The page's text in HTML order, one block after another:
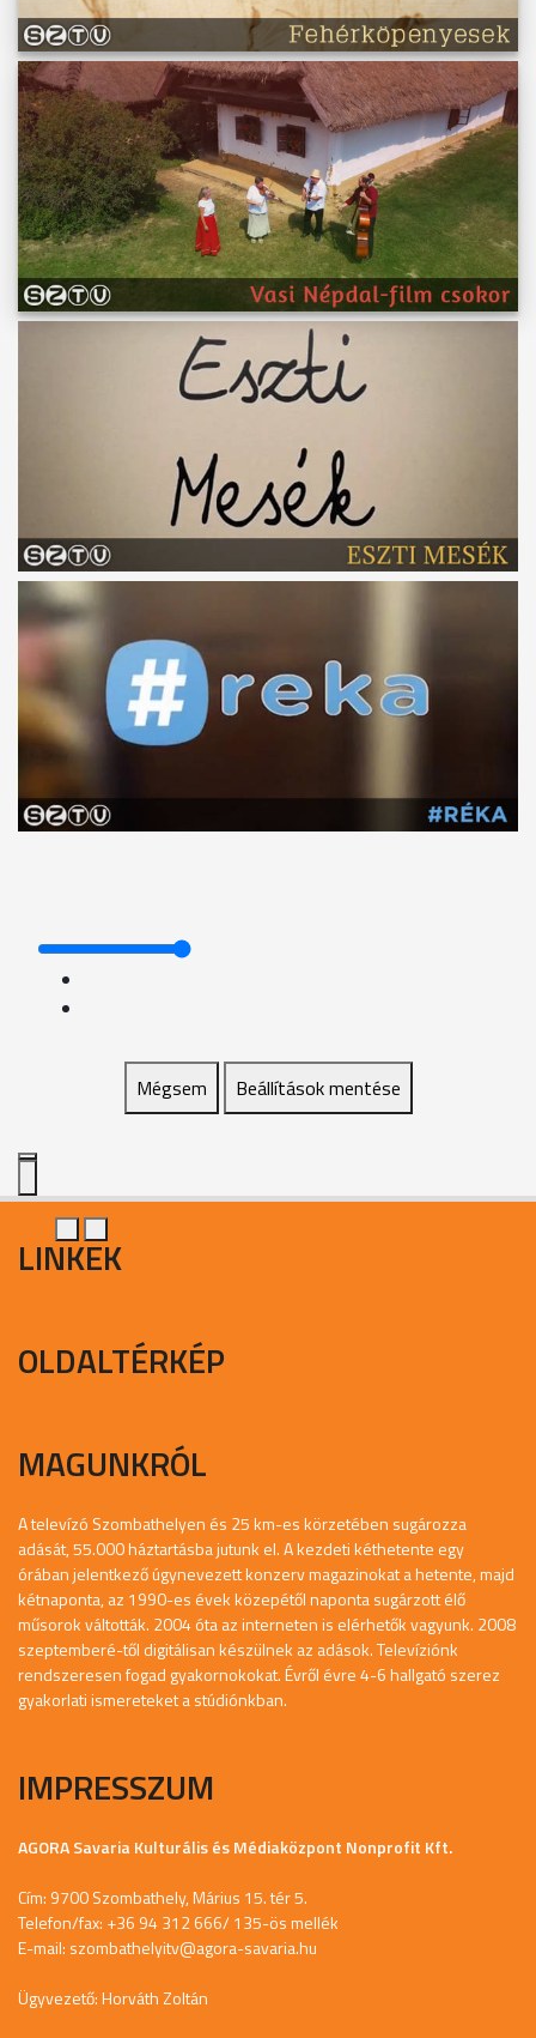
Mégsem Beállítások mentése
LINKEK
OLDALTÉRKÉP
MAGUNKRÓL
A televízó Szombathelyen és 25 km-es körzetében sugározza
adását, 55.000 háztartásba jutunk el. A kezdeti kéthetente egy
órában jelentkező úgynevezett konzerv magazinokat a hetente, majd
kétnaponta, az 1990-es évek közepétől naponta sugárzott élő
műsorok váltották. 2004 óta az interneten is elérhetők vagyunk. 2008
szeptemberé-től digitálisan készülnek az adások. Televíziónk
rendszeresen fogad gyakornokokat. Évről évre 4-6 hallgató szerez
gyakorlati ismereteket a stúdiónkban.
IMPRESSZUM
AGORA Savaria Kulturális és Médiaközpont Nonprofit Kft.
Cím: 9700 Szombathely, Márius 15. tér 5.
Telefon/fax: +36 94 312 666/ 135-ös mellék
E-mail: szombathelyitv@agora-savaria.hu
Ügyvezető: Horváth Zoltán